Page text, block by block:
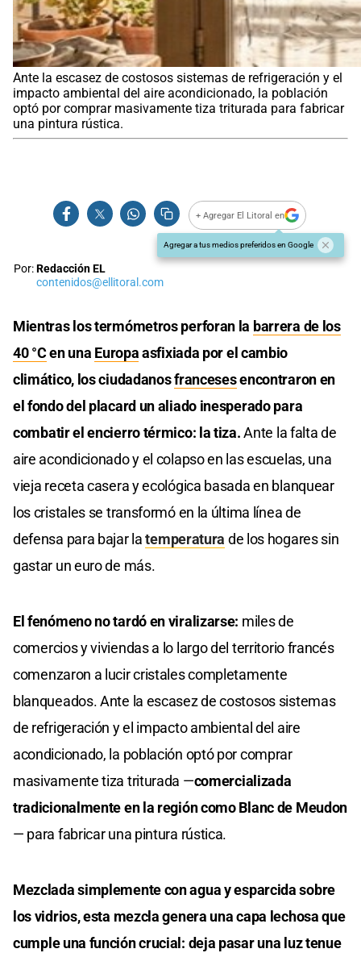
Ante la escasez de costosos sistemas de refrigeración y el
impacto ambiental del aire acondicionado, la población
optó por comprar masivamente tiza triturada para fabricar
una pintura rústica.
+ Agregar El Litoral en
Agregar a tus medios preferidos en Google
Por:Redacción EL
contenidos@ellitoral.com
Mientras los termómetros perforan la barrera de los
40 °Cen una Europaasfixiada por el cambio
climático, los ciudadanosfrancesesencontraron en
el fondo del placard un aliado inesperado para
combatir el encierro térmico: la tiza.Ante la falta de
aire acondicionado y el colapso en las escuelas, una
vieja receta casera y ecológica basada en blanquear
los cristales se transformó en la última línea de
defensa para bajar latemperatura de los hogares sin
gastar un euro de más.
El fenómeno no tardó en viralizarse: miles de
comercios y viviendas a lo largo del territorio francés
comenzaron a lucir cristales completamente
blanqueados. Ante la escasez de costosos sistemas
de refrigeración y el impacto ambiental del aire
acondicionado, la población optó por comprar
masivamente tiza triturada —comercializada
tradicionalmente en la región como Blanc de Meudon
— para fabricar una pintura rústica.
Mezclada simplemente con agua y esparcida sobre
los vidrios, esta mezcla genera una capa lechosa que
cumple una función crucial: deja pasar una luz tenue